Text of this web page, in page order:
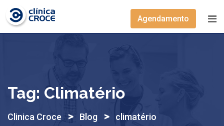
Skip
content
Agendamento
Tag: Climatério
Clinica Croce > Blog > climatério